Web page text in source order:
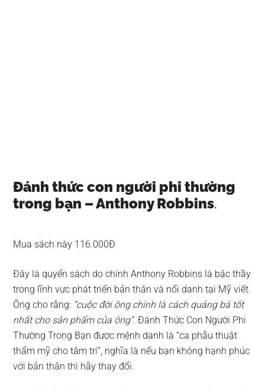
Đánh thức con người phi thường
trong bạn – Anthony Robbins.
Mua sách này 116.000Đ
Đây là quyển sách do chính Anthony Robbins là bậc thầy
trong lĩnh vực phát triển bản thân và nổi danh tại Mỹ viết.
Ông cho rằng: “cuộc đời ông chính là cách quảng bá tốt
nhất cho sản phẩm của ông”. Đánh Thức Con Người Phi
Thường Trong Bạn được mệnh danh là “ca phẫu thuật
thẩm mỹ cho tâm trí”, nghĩa là nếu bạn không hạnh phúc
với bản thân thì hãy thay đổi.